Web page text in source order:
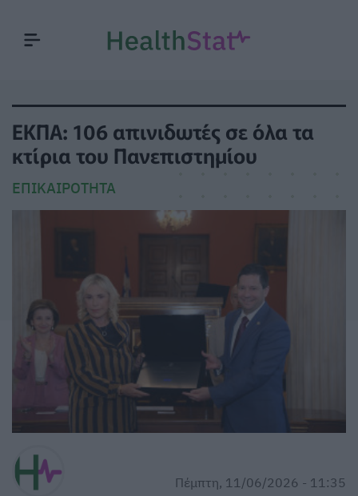
ΕΚΠΑ: 106 απινιδωτές σε όλα τα
κτίρια του Πανεπιστημίου
ΕΠΙΚΑΙΡΌΤΗΤΑ
Πέμπτη, 11/06/2026 - 11:35